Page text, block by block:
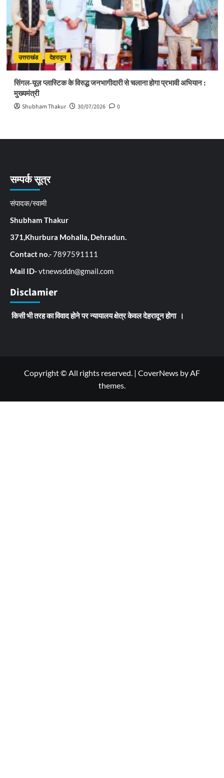
उत्तराखंड देहरादून
सिंगल-यूज़ प्लास्टिक के विरुद्ध जनभागीदारी से चलाना होगा प्रभावी अभियान :
मुख्यमंत्री
Shubham Thakur 30/07/2026 0
सम्पर्क सूत्र
संपादक/स्वामी
Shubham Thakur
371,Khurbura Mohalla, Dehradun.
Contact no.-7897591111
Mail ID-vtnewsddn@gmail.com
Disclamier
किसी भी तरह का विवाद होने पर न्यायालय क्षेत्र केवल देहरादून होगा ।
Copyright © All rights reserved. | CoverNews by AF
themes.